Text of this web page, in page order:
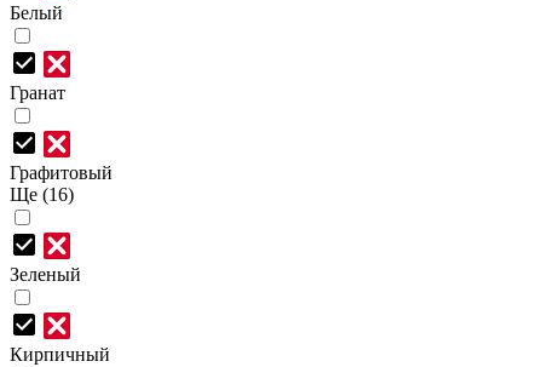
Белый
Гранат
Графитовый
Ще (16)
Зеленый
Кирпичный